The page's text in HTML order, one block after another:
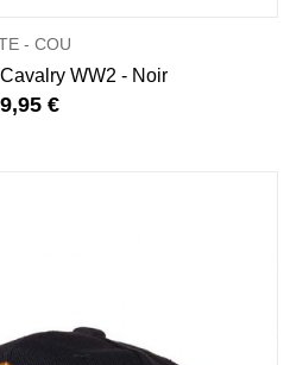
- COU
WW2 - Noir
€